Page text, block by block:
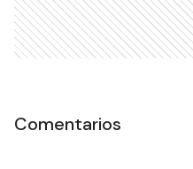
Comentarios